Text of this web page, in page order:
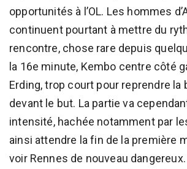
opportunités à l’OL. Les hommes
continuent pourtant à mettre du
rencontre, chose rare depuis
la 16e minute, Kembo centre côté
Erding, trop court pour reprendre la
devant le but. La partie va
intensité, hachée notamment par
ainsi attendre la fin de la première
voir Rennes de nouveau